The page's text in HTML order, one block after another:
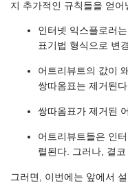
지 추가적인 규칙들을 얻어
인터넷 익스플로러
표기법 형식으로 변
어트리뷰트의 값이
쌍따옴표는 제거된다.
쌍따옴표가 제거된
어트리뷰트들은 인
렬된다. 그러나, 결
그러면, 이번에는 앞에서